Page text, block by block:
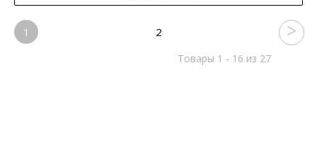
1 2
Товары 1 - 16 из 27